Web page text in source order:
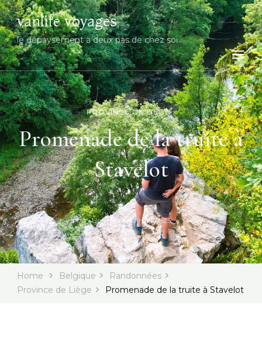
vanlife voyages
le dépaysement à deux pas de chez soi
PROVINCE DE LIÈGE
Promenade de la truite à
Stavelot
Updated on7 mai 2025
Home Belgique
Randonnées
Province de Liège
Promenade de la truite à Stavelot